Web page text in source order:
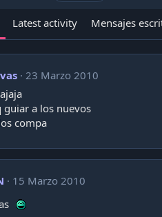
Latest activity Mensajes
23 Marzo 2010
guiar a los nuevos
compa
15 Marzo 2010